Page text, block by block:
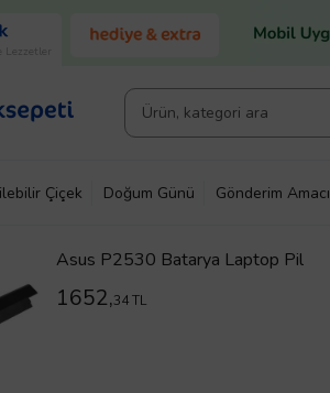
Lezzetler
Çiçek Doğum Günü Gönderim Amacı
Asus P2530 Batarya Laptop Pil
1652,34 TL